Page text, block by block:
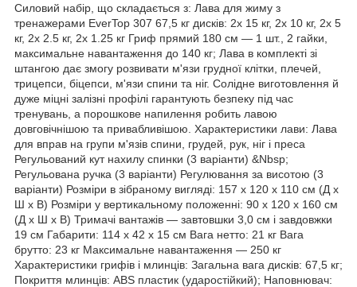
Силовий набір, що складається з: Лава для жиму з
тренажерами EverTop 307 67,5 кг дисків: 2х 15 кг, 2х 10 кг, 2х 5
кг, 2х 2.5 кг, 2х 1.25 кг Гриф прямий 180 см — 1 шт., 2 гайки,
максимальне навантаження до 140 кг; Лава в комплекті зі
штангою дає змогу розвивати м'язи грудної клітки, плечей,
трицепси, біцепси, м'язи спини та ніг. Солідне виготовлення й
дуже міцні залізні профілі гарантують безпеку під час
тренувань, а порошкове напилення робить лавою
довговічнішою та привабливішою. Характеристики лави: Лава
для вправ на групи м'язів спини, грудей, рук, ніг і преса
Регульований кут нахилу спинки (3 варіанти) &Nbsp;
Регульована ручка (3 варіанти) Регулювання за висотою (3
варіанти) Розміри в зібраному вигляді: 157 х 120 х 110 см (Д х
Ш х В) Розміри у вертикальному положенні: 90 х 120 х 160 см
(Д х Ш х В) Тримачі вантажів — завтовшки 3,0 см і завдовжки
19 см Габарити: 114 х 42 х 15 см Вага нетто: 21 кг Вага
брутто: 23 кг Максимальне навантаження — 250 кг
Характеристики грифів і млинців: Загальна вага дисків: 67,5 кг;
Покриття млинців: ABS пластик (ударостійкий); Наповнювач: